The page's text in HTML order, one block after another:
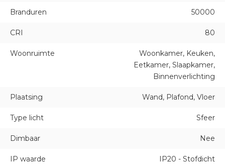
Branduren 50000
CRI 80
Woonruimte
Woonkamer, Keuken,
Eetkamer, Slaapkamer,
Binnenverlichting
Plaatsing Wand, Plafond, Vloer
Type licht Sfeer
Dimbaar Nee
IP waarde IP20 - Stofdicht